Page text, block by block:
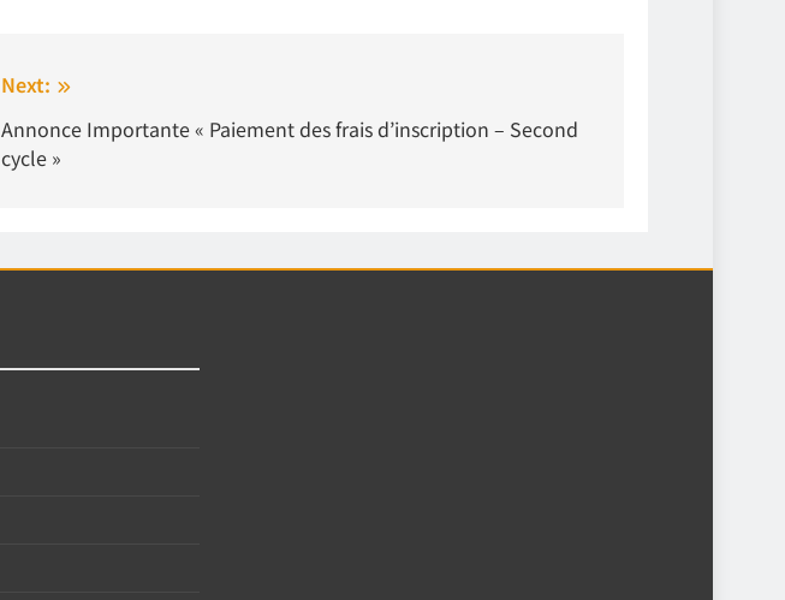
Next:
Annonce Importante « Paiement des frais d’inscription – Second
cycle »